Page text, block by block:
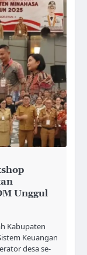
Unggul
Kabupaten
Keuangan
desa se-